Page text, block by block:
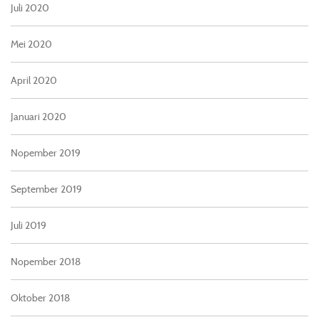
Juli 2020
Mei 2020
April 2020
Januari 2020
Nopember 2019
September 2019
Juli 2019
Nopember 2018
Oktober 2018